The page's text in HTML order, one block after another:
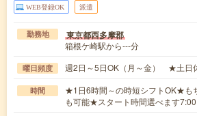
WEB登録OK 派遣
勤務地 東京都西多摩郡
箱根ケ崎駅から---分
曜日頻度 週2日～5日OK（月～金） ★土日
時間
★1日6時間～の時短シフトOK★も
も可能★スタート時間選べます